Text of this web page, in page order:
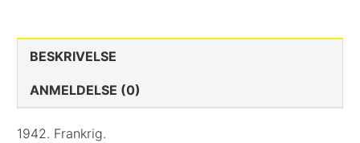
BESKRIVELSE
ANMELDELSE (0)
1942. Frankrig.